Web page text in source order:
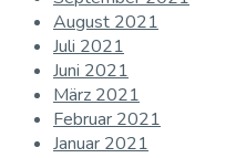
August 2021
Juli 2021
Juni 2021
März 2021
Februar 2021
Januar 2021